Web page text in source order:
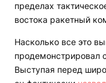
пределах
востока ракетный
Насколько все это
продемонстрировал
Выступая перед